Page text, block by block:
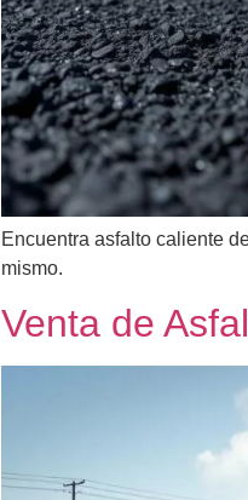
Encuentra asfalto caliente
mismo.
Venta de